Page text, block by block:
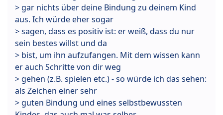
> gar nichts über deine Bindung zu deinem Kind
aus. Ich würde eher sogar
> sagen, dass es positiv ist: er weiß, dass du nur
sein bestes willst und da
> bist, um ihn aufzufangen. Mit dem wissen kann
er auch Schritte von dir weg
> gehen (z.B. spielen etc.) - so würde ich das sehen:
als Zeichen einer sehr
> guten Bindung und eines selbstbewussten